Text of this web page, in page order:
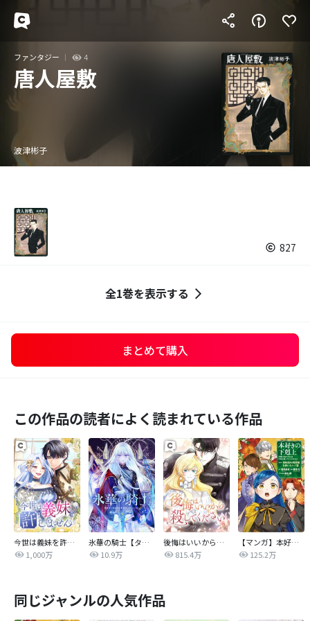
ファンタジー 4
唐人屋敷
波津彬子
827
全1巻を表示する
まとめて購入
この作品の読者によく読まれている作品
今世は義妹を許しません
1,000万
氷華の騎士【タテヨミ】
10.9万
後悔はいいから殺してください
815.4万
【マンガ】本好きの下剋上 第四部
125.2万
同じジャンルの人気作品